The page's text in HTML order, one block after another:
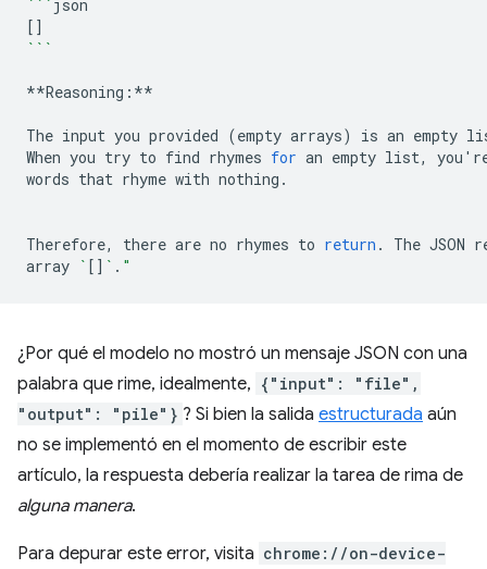
```
[]
```
**Reasoning:**
The input you provided (empty arrays) is an empty
When you try to find rhymes for an empty list, you '
words that rhyme with nothing.
Therefore, there are no rhymes to return . The JSON
array ` [] ` . "
¿Por qué el modelo no mostró un mensaje JSON con una
palabra que rime, idealmente, {"input": "file",
"output": "pile"} ? Si bien la salida estructurada aún
no se implementó en el momento de escribir este
artículo, la respuesta debería realizar la tarea de rima de
alguna manera.
Para depurar este error, visita chrome://on-device-